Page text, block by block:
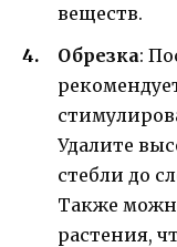
веществ.
Обрезка:
Удалите
стебли до
Также
растения,